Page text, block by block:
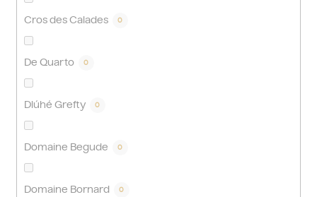
Cros des Calades 0
De Quarto 0
Dlúhé Grefty 0
Domaine Begude 0
Domaine Bornard 0